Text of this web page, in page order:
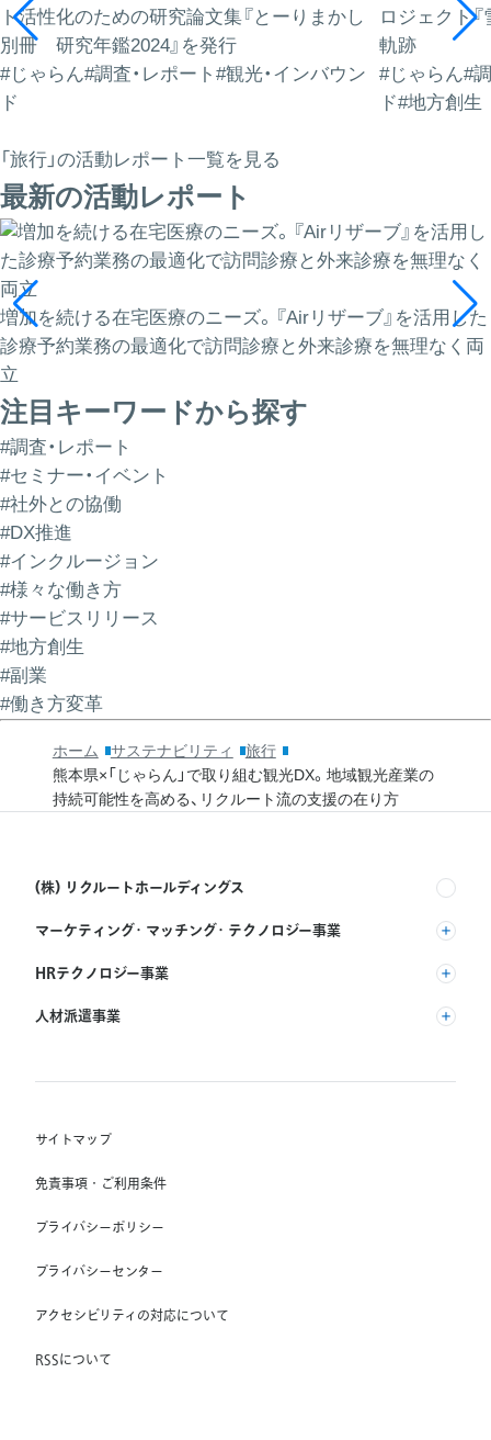
ト活性化のための研究論文集『とーりまかし
別冊 研究年鑑2024』を発行
#じゃらん#調査・レポート #観光・インバウン
ド
ロジェクト『
軌跡
#じゃらん#
ド#地方創生
「旅行」の活動レポート一覧を見る
最新の活動レポート
増加を続ける在宅医療のニーズ。『Airリザーブ』を活用した
診療予約業務の最適化で訪問診療と外来診療を無理なく両
立
注目キーワードから探す
#調査・レポート
#セミナー・イベント
#社外との協働
#DX推進
#インクルージョン
#様々な働き方
#サービスリリース
#地方創生
#副業
#働き方変革
ホーム サステナビリティ
旅行
熊本県×「じゃらん」で取り組む観光DX。地域観光産業の
持続可能性を高める、リクルート流の支援の在り方
(株) リクルートホールディングス
マーケティング・マッチング・テクノロジー事業
(株) リクルート
HRテクノロジー事業
(株) インディードリクルートパートナーズ
Indeed, Inc.
人材派遣事業
(株) スタッフサービス・ホールディングス
Unique NV
Staffmark Group, LLC
The CSI Companies, Inc.
サイトマップ
免責事項・ご利用条件
プライバシーポリシー
プライバシーセンター
アクセシビリティの対応について
RSSについて